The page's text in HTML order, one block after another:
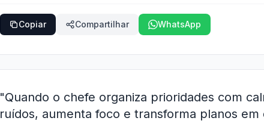
Copiar Compartilhar WhatsApp
"Quando o chefe organiza prioridades com
ruídos, aumenta foco e transforma planos em